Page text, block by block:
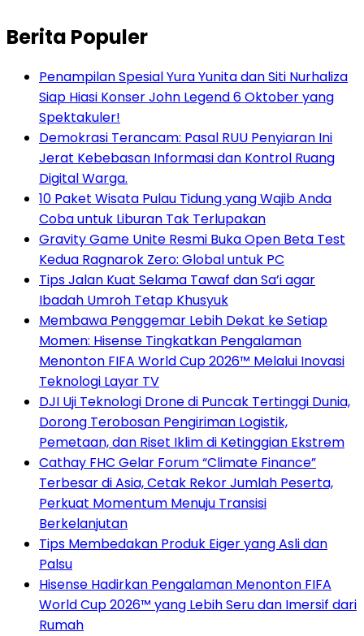
Berita Populer
Penampilan Spesial Yura Yunita dan Siti Nurhaliza
Siap Hiasi Konser John Legend 6 Oktober yang
Spektakuler!
Demokrasi Terancam: Pasal RUU Penyiaran Ini
Jerat Kebebasan Informasi dan Kontrol Ruang
Digital Warga.
10 Paket Wisata Pulau Tidung yang Wajib Anda
Coba untuk Liburan Tak Terlupakan
Gravity Game Unite Resmi Buka Open Beta Test
Kedua Ragnarok Zero: Global untuk PC
Tips Jalan Kuat Selama Tawaf dan Sa’i agar
Ibadah Umroh Tetap Khusyuk
Membawa Penggemar Lebih Dekat ke Setiap
Momen: Hisense Tingkatkan Pengalaman
Menonton FIFA World Cup 2026™ Melalui Inovasi
Teknologi Layar TV
DJI Uji Teknologi Drone di Puncak Tertinggi Dunia,
Dorong Terobosan Pengiriman Logistik,
Pemetaan, dan Riset Iklim di Ketinggian Ekstrem
Cathay FHC Gelar Forum “Climate Finance”
Terbesar di Asia, Cetak Rekor Jumlah Peserta,
Perkuat Momentum Menuju Transisi
Berkelanjutan
Tips Membedakan Produk Eiger yang Asli dan
Palsu
Hisense Hadirkan Pengalaman Menonton FIFA
World Cup 2026™ yang Lebih Seru dan Imersif dari
Rumah